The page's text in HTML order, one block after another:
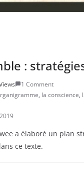
:
1 Comment
, la conscience,
a élaboré un plan
ce texte.